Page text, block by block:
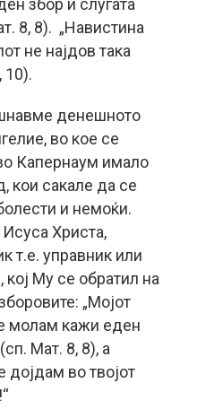
збор и слугата
8, 8). „Навистина
не најдов така
10).
денешното
во кое се
Капернаум имало
кои сакале да се
и немоќи.
Христа,
т.е. управник или
кој Му се обратил на
„Мојот
молам кажи еден
Мат. 8, 8), а
дојдам во твојот